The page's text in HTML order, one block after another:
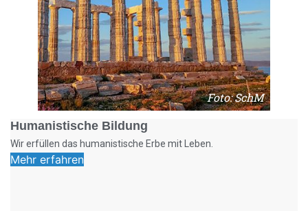
Foto: SchM
Humanistische Bildung
Wir erfüllen das humanistische Erbe mit Leben.
Mehr erfahren